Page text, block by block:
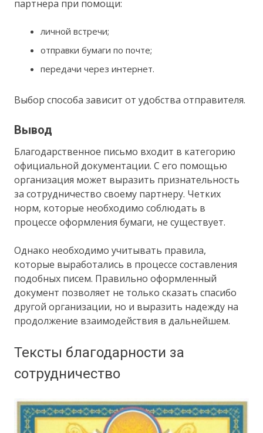
партнера при помощи:
личной встречи;
отправки бумаги по почте;
передачи через интернет.
Выбор способа зависит от удобства отправителя.
Вывод
Благодарственное письмо входит в категорию
официальной документации. С его помощью
организация может выразить признательность
за сотрудничество своему партнеру. Четких
норм, которые необходимо соблюдать в
процессе оформления бумаги, не существует.
Однако необходимо учитывать правила,
которые выработались в процессе составления
подобных писем. Правильно оформленный
документ позволяет не только сказать спасибо
другой организации, но и выразить надежду на
продолжение взаимодействия в дальнейшем.
Тексты благодарности за
сотрудничество